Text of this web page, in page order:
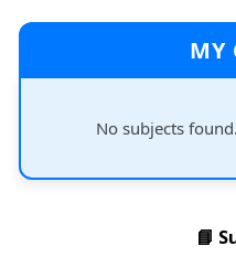
MY
No subjects found.
📘